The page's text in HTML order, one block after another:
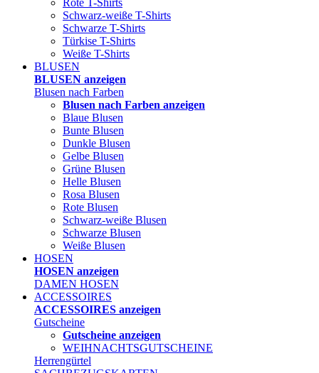
Rote T-Shirts
Schwarz-weiße T-Shirts
Schwarze T-Shirts
Türkise T-Shirts
Weiße T-Shirts
BLUSEN
BLUSEN anzeigen
Blusen nach Farben
Blusen nach Farben anzeigen
Blaue Blusen
Bunte Blusen
Dunkle Blusen
Gelbe Blusen
Grüne Blusen
Helle Blusen
Rosa Blusen
Rote Blusen
Schwarz-weiße Blusen
Schwarze Blusen
Weiße Blusen
HOSEN
HOSEN anzeigen
DAMEN HOSEN
ACCESSOIRES
ACCESSOIRES anzeigen
Gutscheine
Gutscheine anzeigen
WEIHNACHTSGUTSCHEINE
Herrengürtel